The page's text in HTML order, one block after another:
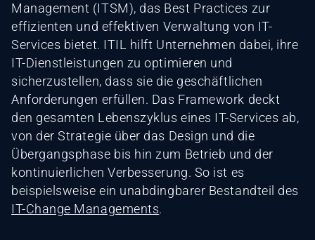
Management (ITSM), das Best Practices zur
effizienten und effektiven Verwaltung von IT-
Services bietet. ITIL hilft Unternehmen dabei, ihre
IT-Dienstleistungen zu optimieren und
sicherzustellen, dass sie die geschäftlichen
Anforderungen erfüllen. Das Framework deckt
den gesamten Lebenszyklus eines IT-Services ab,
von der Strategie über das Design und die
Übergangsphase bis hin zum Betrieb und der
kontinuierlichen Verbesserung. So ist es
beispielsweise ein unabdingbarer Bestandteil des
IT-Change Managements.